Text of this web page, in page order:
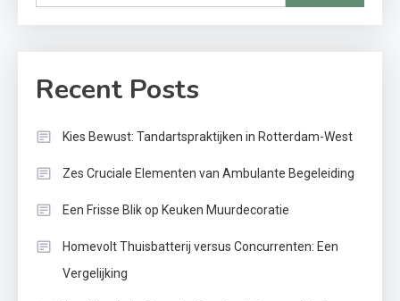
Recent Posts
Kies Bewust: Tandartspraktijken in Rotterdam-West
Zes Cruciale Elementen van Ambulante Begeleiding
Een Frisse Blik op Keuken Muurdecoratie
Homevolt Thuisbatterij versus Concurrenten: Een
Vergelijking